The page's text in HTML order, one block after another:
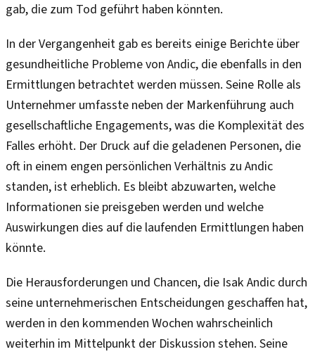
gab, die zum Tod geführt haben könnten.
In der Vergangenheit gab es bereits einige Berichte über
gesundheitliche Probleme von Andic, die ebenfalls in den
Ermittlungen betrachtet werden müssen. Seine Rolle als
Unternehmer umfasste neben der Markenführung auch
gesellschaftliche Engagements, was die Komplexität des
Falles erhöht. Der Druck auf die geladenen Personen, die
oft in einem engen persönlichen Verhältnis zu Andic
standen, ist erheblich. Es bleibt abzuwarten, welche
Informationen sie preisgeben werden und welche
Auswirkungen dies auf die laufenden Ermittlungen haben
könnte.
Die Herausforderungen und Chancen, die Isak Andic durch
seine unternehmerischen Entscheidungen geschaffen hat,
werden in den kommenden Wochen wahrscheinlich
weiterhin im Mittelpunkt der Diskussion stehen. Seine